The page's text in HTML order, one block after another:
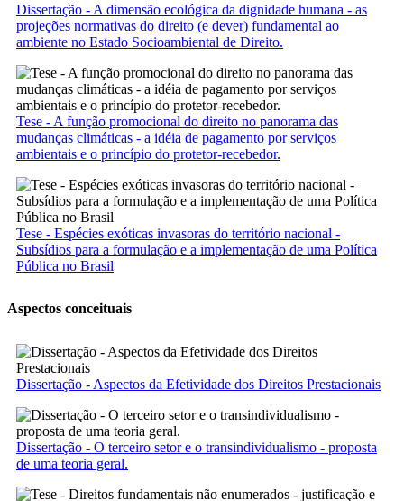
Dissertação - A dimensão ecológica da dignidade humana - as
projeções normativas do direito (e dever) fundamental ao
ambiente no Estado Socioambiental de Direito.
Tese - A função promocional do direito no panorama das
mudanças climáticas - a idéia de pagamento por serviços
ambientais e o princípio do protetor-recebedor.
Tese - Espécies exóticas invasoras do território nacional -
Subsídios para a formulação e a implementação de uma Política
Pública no Brasil
Aspectos conceituais
Dissertação - Aspectos da Efetividade dos Direitos Prestacionais
Dissertação - O terceiro setor e o transindividualismo - proposta
de uma teoria geral.